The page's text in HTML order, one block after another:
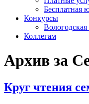
Бесплатная
Конкурсы
Вологодская
Коллегам
Архив за
Круг чтения